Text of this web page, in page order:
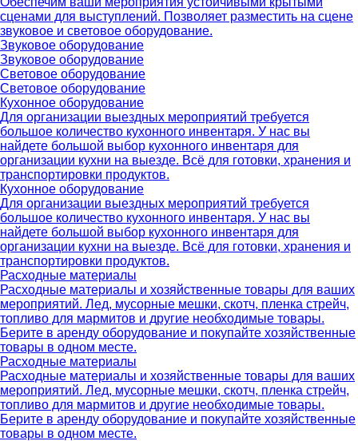
сценами для выступлений. Позволяет разместить на сцене
звуковое и световое оборудование.
Звуковое оборудование
Звуковое оборудование
Световое оборудование
Световое оборудование
Кухонное оборудование
Для организации выездных мероприятий требуется
большое количество кухонного инвентаря. У нас вы
найдете большой выбор кухонного инвентаря для
организации кухни на выезде. Всё для готовки, хранения и
транспортировки продуктов.
Кухонное оборудование
Для организации выездных мероприятий требуется
большое количество кухонного инвентаря. У нас вы
найдете большой выбор кухонного инвентаря для
организации кухни на выезде. Всё для готовки, хранения и
транспортировки продуктов.
Расходные материалы
Расходные материалы и хозяйственные товары для ваших
мероприятий. Лед, мусорные мешки, скотч, пленка стрейч,
топливо для мармитов и другие необходимые товары.
Берите в аренду оборудование и покупайте хозяйственные
товары в одном месте.
Расходные материалы
Расходные материалы и хозяйственные товары для ваших
мероприятий. Лед, мусорные мешки, скотч, пленка стрейч,
топливо для мармитов и другие необходимые товары.
Берите в аренду оборудование и покупайте хозяйственные
товары в одном месте.